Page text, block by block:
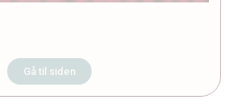
Gå til siden